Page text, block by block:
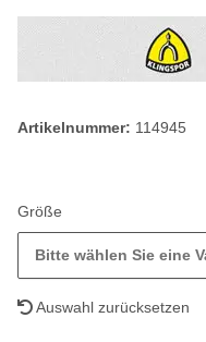
Artikelnummer: 114945
Größe
Bitte wählen Sie eine
Auswahl zurücksetzen